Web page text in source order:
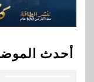
أحدث